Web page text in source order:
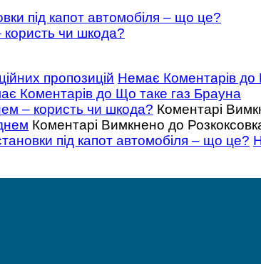
під капот автомобіля – що це?
чи шкода?
пропозицій Немає Коментарів до
Коментарів до Що таке газ Брауна
– користь чи шкода? Коментарі
Коментарі Вимкнено до
під капот автомобіля – що це?